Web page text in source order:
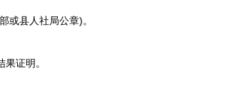
县人社局公章)。
证明。